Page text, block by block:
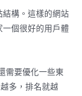
構。這樣的網站
個很好的用戶體
需要優化一些東
多，排名就越